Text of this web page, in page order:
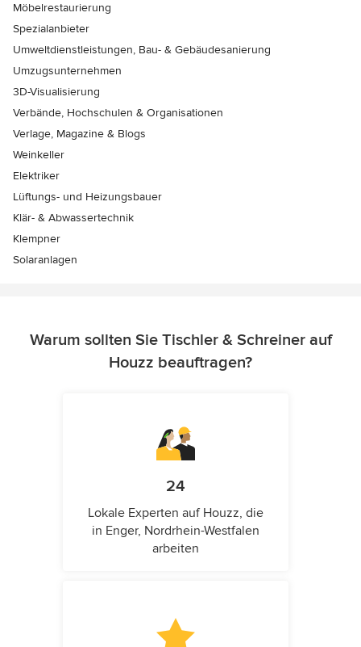
Möbelrestaurierung
Spezialanbieter
Umweltdienstleistungen, Bau- & Gebäudesanierung
Umzugsunternehmen
3D-Visualisierung
Verbände, Hochschulen & Organisationen
Verlage, Magazine & Blogs
Weinkeller
Elektriker
Lüftungs- und Heizungsbauer
Klär- & Abwassertechnik
Klempner
Solaranlagen
Warum sollten Sie Tischler & Schreiner auf
Houzz beauftragen?
24
Lokale Experten auf Houzz, die
in Enger, Nordrhein-Westfalen
arbeiten